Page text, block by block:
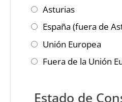
Asturias
España (fuera de
Unión Europea
Fuera de la Unión
Estado de